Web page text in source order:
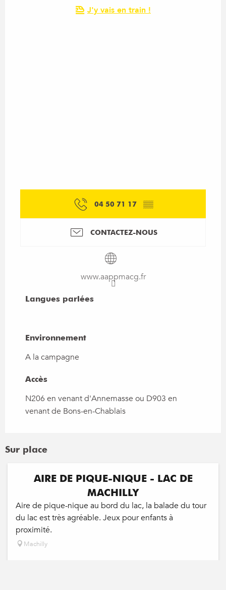
J'y vais en train !
04 50 71 17 ▒▒
CONTACTEZ-NOUS
www.aappmacg.fr
Langues parlées
Langues parlées
Environnement
Environnement
A la campagne
Accès
Accès
N206 en venant d'Annemasse ou D903 en
venant de Bons-en-Chablais
Sur place
AIRE DE PIQUE-NIQUE - LAC DE
MACHILLY
Aire de pique-nique au bord du lac, la balade du tour
du lac est très agréable. Jeux pour enfants à
proximité.
Machilly